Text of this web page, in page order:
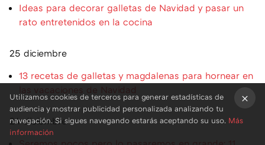
Ideas para decorar galletas de Navidad y pasar un
rato entretenidos en la cocina
25 diciembre
13 recetas de galletas y magdalenas para hornear en
24 diciembre
Utilizamos cookies de terceros para generar estadísticas de
audiencia y mostrar publicidad personalizada analizando tu
navegación. Si sigues navegando estarás aceptando su uso. Más
información